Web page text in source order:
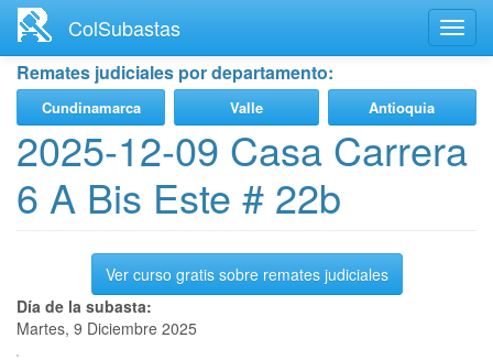
contenido
principal
ColSubastas
Remates judiciales por departamento:
Cundinamarca Valle Antioquia
2025-12-09 Casa Carrera
6 A Bis Este # 22b
Ver curso gratis sobre remates judiciales
Día de la subasta:
Martes, 9 Diciembre 2025